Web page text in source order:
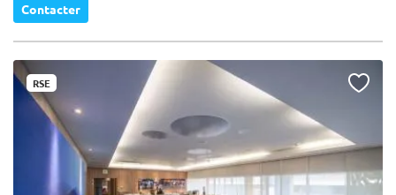
Contacter
RSE